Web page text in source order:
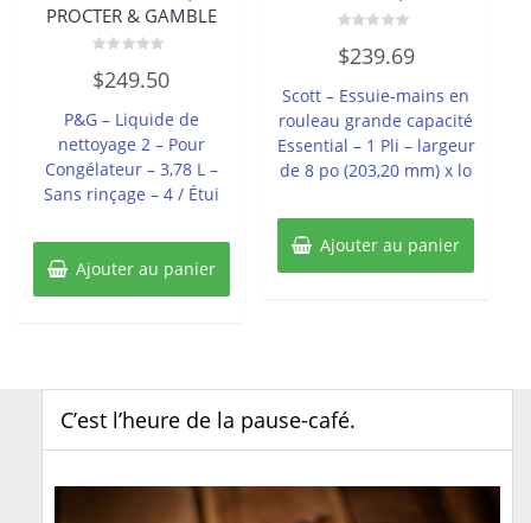
PROCTER & GAMBLE
0
sur
$249.50
P&G – Liquide de
nettoyage 2 – Pour
Congélateur – 3,78 L –
Sans rinçage – 4 / Étui
Ajouter au panier
0
sur
$239.69
Scott – Essuie-mains en
rouleau grande capacité
Essential – 1 Pli – largeur
de 8 po (203,20 mm) x lo
Ajouter au panier
C’est l’heure de la pause-café.